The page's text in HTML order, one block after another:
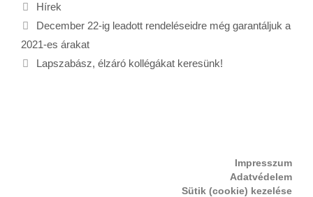
Hírek
December 22-ig leadott rendeléseidre még garantáljuk a
2021-es árakat
Lapszabász, élzáró kollégákat keresünk!
Impresszum
Adatvédelem
Sütik (cookie) kezelése